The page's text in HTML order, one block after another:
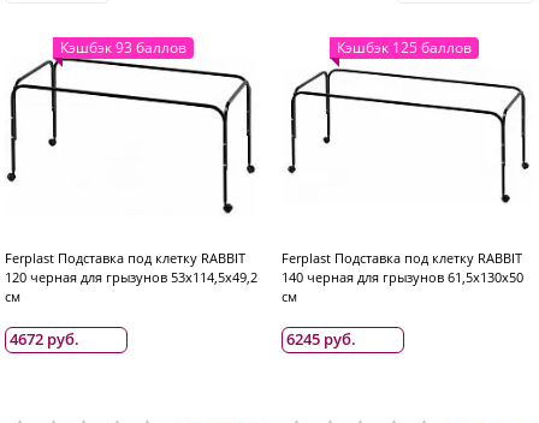
Кэшбэк 93 баллов
Ferplast Подставка под клетку RABBIT
120 черная для грызунов 53х114,5х49,2
см
4672 руб.
Кэшбэк 125 баллов
Ferplast Подставка под клетку RABBIT
140 черная для грызунов 61,5х130х50
см
6245 руб.